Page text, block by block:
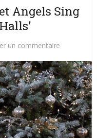
Angels Sing
un commentaire